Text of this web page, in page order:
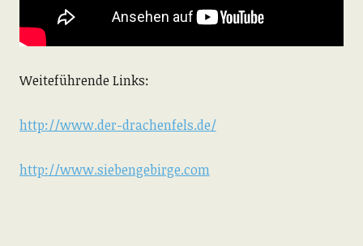
Weiteführende Links:
http://www.der-drachenfels.de/
http://www.siebengebirge.com